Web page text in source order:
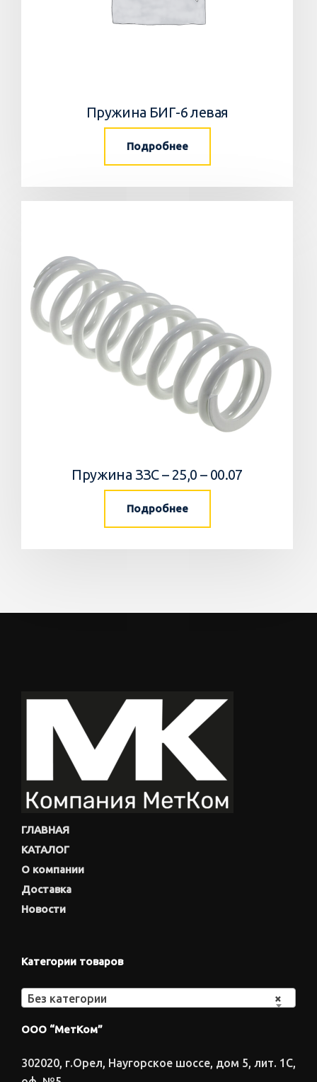
Пружина БИГ-6 левая
Подробнее
Пружина ЗЗС – 25,0 – 00.07
Подробнее
ГЛАВНАЯ
КАТАЛОГ
О компании
Доставка
Новости
Категории товаров
×
Без категории
ООО “МетКом”
302020, г.Орел, Наугорское шоссе, дом 5, лит. 1С,